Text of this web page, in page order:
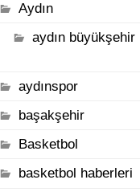
Aydın
aydın
aydınspor
başakşehir
Basketbol
basketbol haberleri